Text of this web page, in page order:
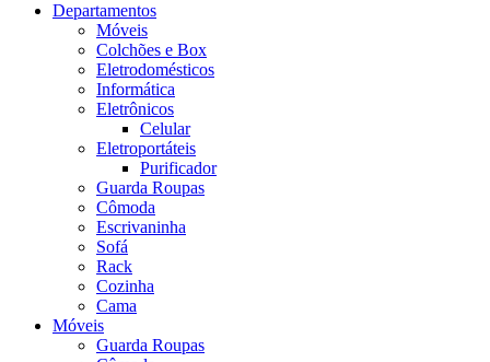
Departamentos
Móveis
Colchões e Box
Eletrodomésticos
Informática
Eletrônicos
Celular
Eletroportáteis
Purificador
Guarda Roupas
Cômoda
Escrivaninha
Sofá
Rack
Cozinha
Cama
Móveis
Guarda Roupas